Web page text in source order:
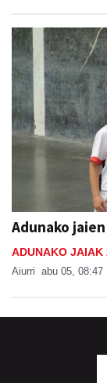
Adunako
ADUNAKO JAIAK
Aiurri abu 05, 08:47